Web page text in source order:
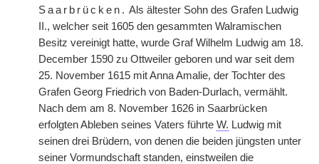
Saarbrücken. Als ältester Sohn des Grafen Ludwig
II., welcher seit 1605 den gesammten Walramischen
Besitz vereinigt hatte, wurde Graf Wilhelm Ludwig am 18.
December 1590 zu Ottweiler geboren und war seit dem
25. November 1615 mit Anna Amalie, der Tochter des
Grafen Georg Friedrich von Baden-Durlach, vermählt.
Nach dem am 8. November 1626 in Saarbrücken
erfolgten Ableben seines Vaters führte W. Ludwig mit
seinen drei Brüdern, von denen die beiden jüngsten unter
seiner Vormundschaft standen, einstweilen die